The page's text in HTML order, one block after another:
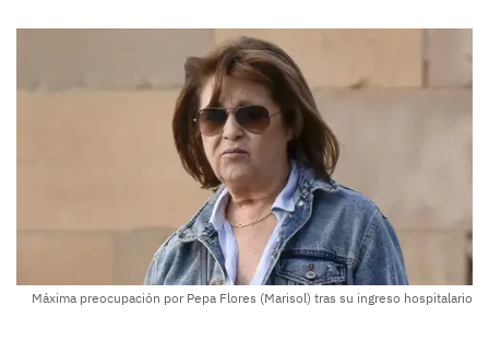
Máxima preocupación por Pepa Flores (Marisol) tras su ingreso hospitalario